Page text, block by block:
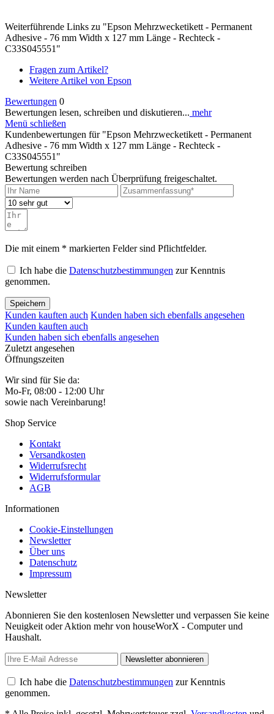
Weiterführende Links zu "Epson Mehrzwecketikett - Permanent
Adhesive - 76 mm Width x 127 mm Länge - Rechteck -
C33S045551"
Fragen zum Artikel?
Weitere Artikel von Epson
Bewertungen 0
Bewertungen lesen, schreiben und diskutieren... mehr
Menü schließen
Kundenbewertungen für "Epson Mehrzwecketikett - Permanent
Adhesive - 76 mm Width x 127 mm Länge - Rechteck -
C33S045551"
Bewertung schreiben
Bewertungen werden nach Überprüfung freigeschaltet.
Die mit einem * markierten Felder sind Pflichtfelder.
Ich habe die Datenschutzbestimmungen zur Kenntnis
genommen.
Speichern
Kunden kauften auch Kunden haben sich ebenfalls angesehen
Kunden kauften auch
Kunden haben sich ebenfalls angesehen
Zuletzt angesehen
Öffnungszeiten
Wir sind für Sie da:
Mo-Fr, 08:00 - 12:00 Uhr
sowie nach Vereinbarung!
Shop Service
Kontakt
Versandkosten
Widerrufsrecht
Widerrufsformular
AGB
Informationen
Cookie-Einstellungen
Newsletter
Über uns
Datenschutz
Impressum
Newsletter
Abonnieren Sie den kostenlosen Newsletter und verpassen Sie keine
Neuigkeit oder Aktion mehr von houseWorX - Computer und
Haushalt.
Newsletter abonnieren
Ich habe die Datenschutzbestimmungen zur Kenntnis
genommen.